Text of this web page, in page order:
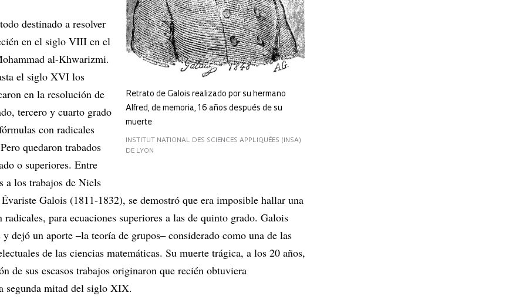
Retrato de Galois realizado por su hermano
Alfred, de memoria, 16 años después de su
muerte
INSTITUT NATIONAL DES SCIENCES APPLIQUÉES (INSA)
DE LYON
destinado a resolver
en el siglo VIII en el
al-Khwarizmi.
el siglo XVI los
en la resolución de
tercero y cuarto grado
con radicales
quedaron trabados
o superiores. Entre
a los trabajos de Niels
Galois (1811-1832), se demostró que era imposible hallar una
para ecuaciones superiores a las de quinto grado. Galois
y dejó un aporte ‒la teoría de grupos‒ considerado como una de las
de las ciencias matemáticas. Su muerte trágica, a los 20 años,
de sus escasos trabajos originaron que recién obtuviera
segunda mitad del siglo XIX.